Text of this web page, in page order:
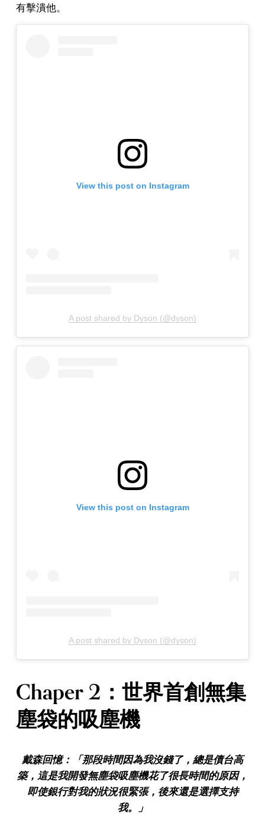
有擊潰他。
View this post on Instagram
A post shared by Dyson (@dyson)
View this post on Instagram
A post shared by Dyson (@dyson)
Chaper 2：世界首創無集
塵袋的吸塵機
戴森回憶：「那段時間因為我沒錢了，總是債台高
築，這是我開發無塵袋吸塵機花了很長時間的原因，
即使銀行對我的狀況很緊張，後來還是選擇支持
我。」